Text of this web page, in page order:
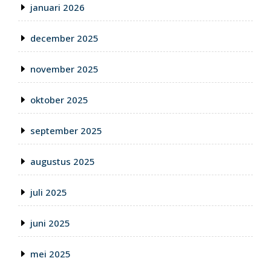
januari 2026
december 2025
november 2025
oktober 2025
september 2025
augustus 2025
juli 2025
juni 2025
mei 2025